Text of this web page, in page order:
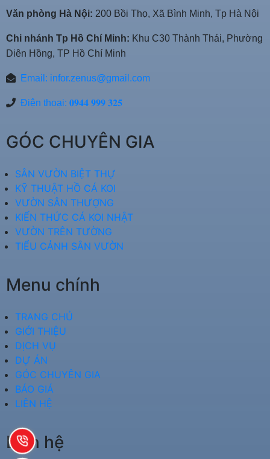
Văn phòng Hà Nội: 200 Bồi Thọ, Xã Bình Minh, Tp Hà Nội
Chi nhánh Tp Hồ Chí Minh: Khu C30 Thành Thái, Phường
Diên Hồng, TP Hồ Chí Minh
Email: infor.zenus@gmail.com
Điện thoại: 𝟎𝟗𝟒𝟒 𝟗𝟗𝟗 𝟑𝟐𝟓
GÓC CHUYÊN GIA
SÂN VƯỜN BIỆT THỰ
KỸ THUẬT HỒ CÁ KOI
VƯỜN SÂN THƯỢNG
KIẾN THỨC CÁ KOI NHẬT
VƯỜN TRÊN TƯỜNG
TIỂU CẢNH SÂN VƯỜN
Menu chính
TRANG CHỦ
GIỚI THIỆU
DỊCH VỤ
DỰ ÁN
GÓC CHUYÊN GIA
BÁO GIÁ
LIÊN HỆ
Liên hệ